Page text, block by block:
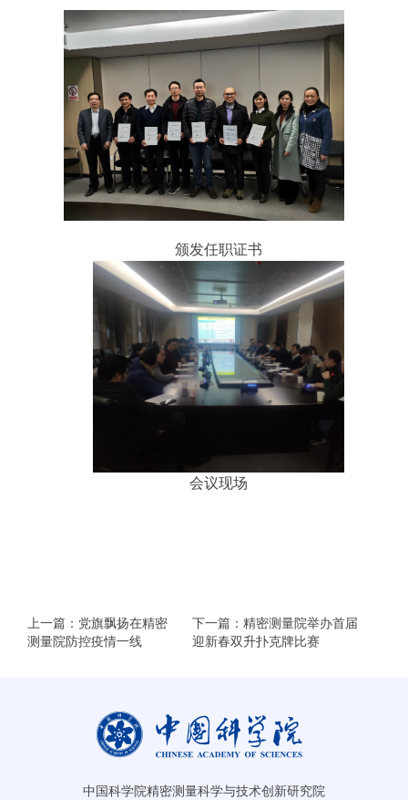
颁发任职证书
会议现场
上一篇：党旗飘扬在精密
测量院防控疫情一线
下一篇：精密测量院举办首届
迎新春双升扑克牌比赛
中国科学院精密测量科学与技术创新研究院